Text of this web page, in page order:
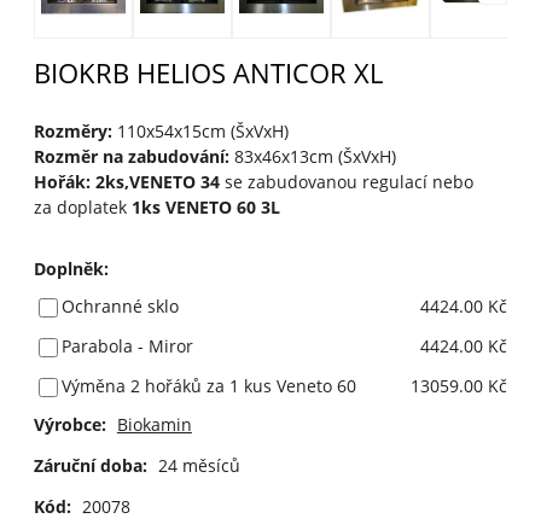
BIOKRB HELIOS ANTICOR XL
Rozměry:110x54x15cm (ŠxVxH)
Rozměr na zabudování:83x46x13cm (ŠxVxH)
Hořák: 2ks,VENETO 34se zabudovanou regulací nebo
za doplatek 1ks VENETO 60 3L
Doplněk:
Ochranné sklo
4424.00 Kč
Parabola - Miror
4424.00 Kč
Výměna 2 hořáků za 1 kus Veneto 60
13059.00 Kč
Výrobce: Biokamin
Záruční doba: 24 měsíců
Kód: 20078